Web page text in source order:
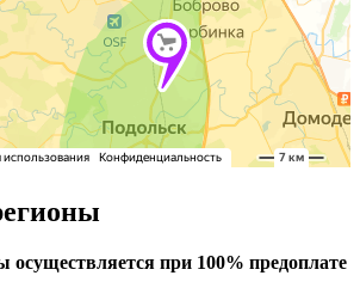
осуществляется при 100% предоплате